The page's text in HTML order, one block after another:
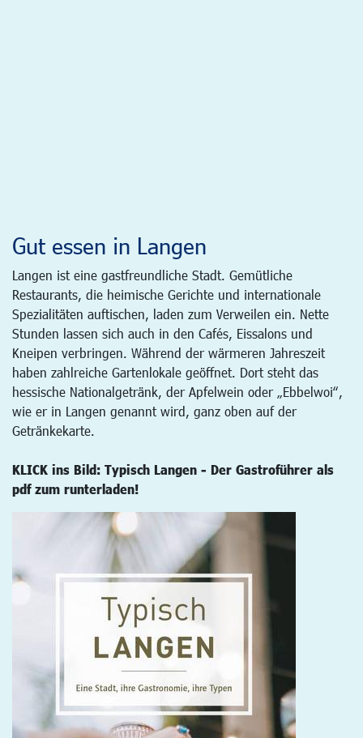
Gut essen in Langen
Langen ist eine gastfreundliche Stadt. Gemütliche
Restaurants, die heimische Gerichte und internationale
Spezialitäten auftischen, laden zum Verweilen ein. Nette
Stunden lassen sich auch in den Cafés, Eissalons und
Kneipen verbringen. Während der wärmeren Jahreszeit
haben zahlreiche Gartenlokale geöffnet. Dort steht das
hessische Nationalgetränk, der Apfelwein oder „Ebbelwoi“,
wie er in Langen genannt wird, ganz oben auf der
Getränkekarte.
KLICK ins Bild: Typisch Langen - Der Gastroführer als
pdf zum runterladen!